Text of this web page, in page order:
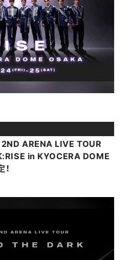
ARENA LIVE TOUR
in KYOCERA DOME